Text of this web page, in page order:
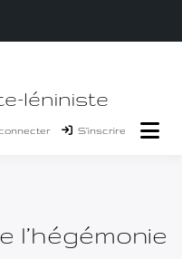
léniniste
S’inscrire
l’hégémonie